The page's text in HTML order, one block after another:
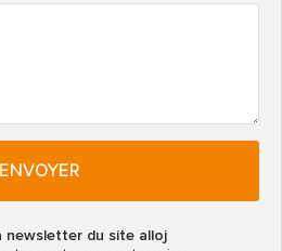
ENVOYER
newsletter du site alloj